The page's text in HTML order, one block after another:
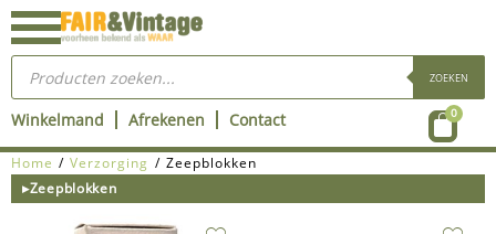
Ga
naar
inhoud
Producten
zoeken ZOEKEN
Winkelmand Afrekenen Contact 0
Home /Verzorging / Zeepblokken
▸Zeepblokken